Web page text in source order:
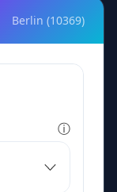
Berlin (10369)